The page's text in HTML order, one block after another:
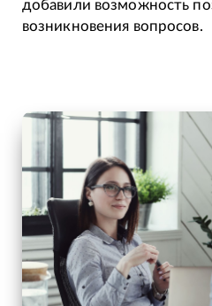
добавили возможность
возникновения вопросов.